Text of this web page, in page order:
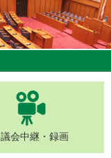
議会中継・録画